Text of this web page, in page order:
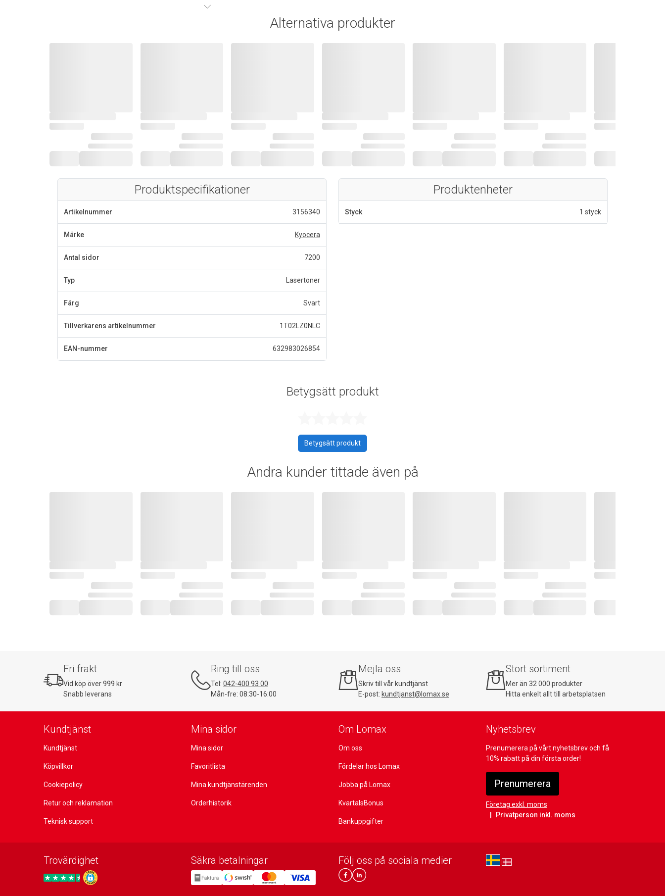
Alternativa produkter
Produktspecifikationer
Artikelnummer 3156340
Märke Kyocera
Antal sidor 7200
Typ Lasertoner
Färg Svart
Tillverkarens artikelnummer 1T02LZ0NLC
EAN-nummer 632983026854
Produktenheter
Styck 1 styck
Betygsätt produkt
Betygsätt produkt
Andra kunder tittade även på
Fri frakt
Vid köp över 999 kr
Snabb leverans
Ring till oss
Tel: 042-400 93 00
Mån-fre: 08:30-16:00
Mejla oss
Skriv till vår kundtjänst
E-post: kundtjanst@lomax.se
Stort sortiment
Mer än 32 000 produkter
Hitta enkelt allt till arbetsplatsen
Kundtjänst
Kundtjänst
Köpvillkor
Cookiepolicy
Retur och reklamation
Teknisk support
Mina sidor
Mina sidor
Favoritlista
Mina kundtjänstärenden
Orderhistorik
Om Lomax
Om oss
Fördelar hos Lomax
Jobba på Lomax
KvartalsBonus
Bankuppgifter
Nyhetsbrev
Prenumerera på vårt nyhetsbrev och få
10% rabatt på din första order!
Prenumerera
Företag exkl. moms
Privatperson inkl. moms
Trovärdighet Säkra betalningar Följ oss på sociala medier
Lomax DK Facebook
Lomax SE LinkIn
sv-SE
da-DK